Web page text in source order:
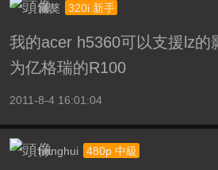
藏獒 320i 新手
我的acer h5360可以支援lz的
为亿格瑞的R100
2011-8-4 16:01:04
honghui 480p 中級